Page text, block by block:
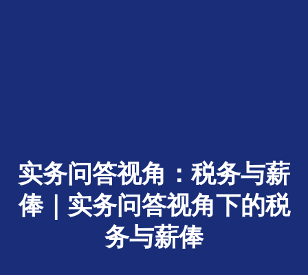
实务问答视角：税务与薪
俸｜实务问答视角下的税
务与薪俸